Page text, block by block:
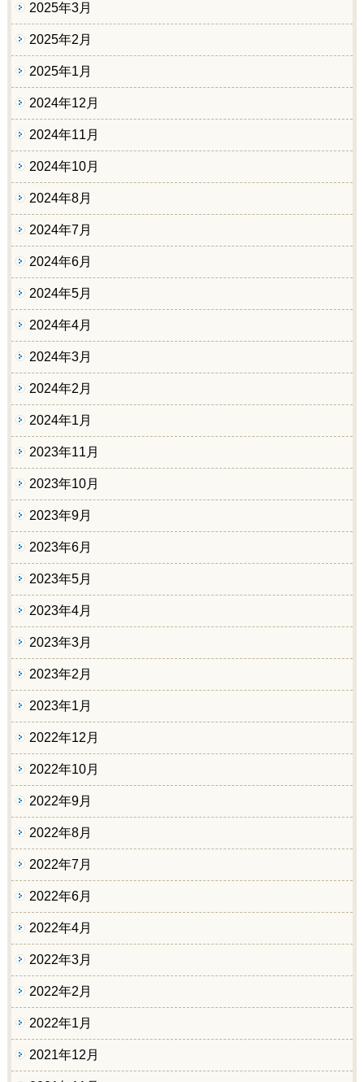
2025年3月
2025年2月
2025年1月
2024年12月
2024年11月
2024年10月
2024年8月
2024年7月
2024年6月
2024年5月
2024年4月
2024年3月
2024年2月
2024年1月
2023年11月
2023年10月
2023年9月
2023年6月
2023年5月
2023年4月
2023年3月
2023年2月
2023年1月
2022年12月
2022年10月
2022年9月
2022年8月
2022年7月
2022年6月
2022年4月
2022年3月
2022年2月
2022年1月
2021年12月